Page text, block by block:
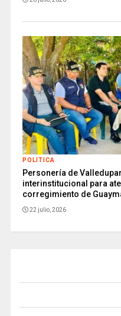
POLITICA
Personería de
interinstitucional para
corregimiento de
22 julio, 2026